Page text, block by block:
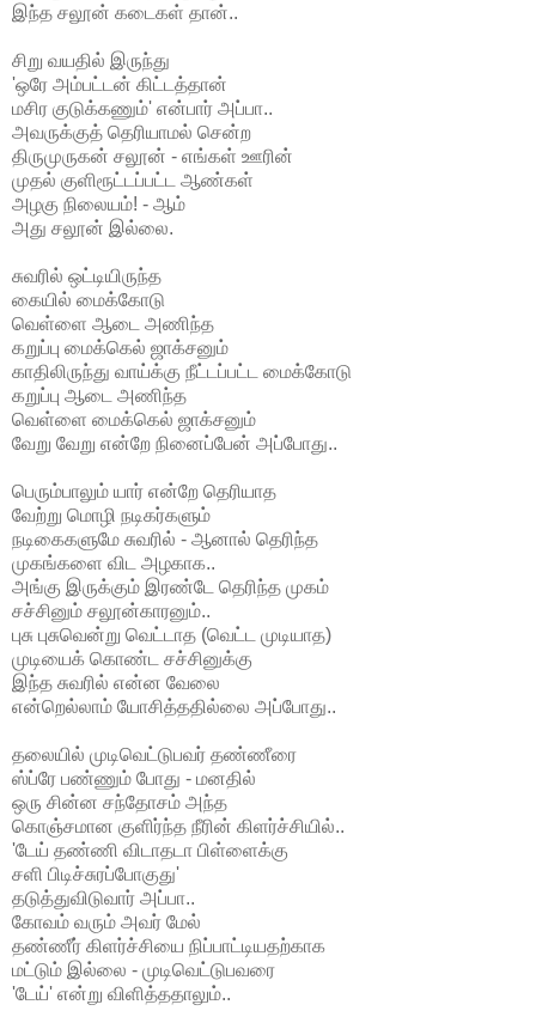
இந்த சலூன் கடைகள் தான்..
சிறு வயதில் இருந்து
'ஒரே அம்பட்டன் கிட்டத்தான்
மசிர குடுக்கணும்' என்பார் அப்பா..
அவருக்குத் தெரியாமல் சென்ற
திருமுருகன் சலூன் - எங்கள் ஊரின்
முதல் குளிரூட்டப்பட்ட ஆண்கள்
அழகு நிலையம்! - ஆம்
அது சலூன் இல்லை.
சுவரில் ஒட்டியிருந்த
கையில் மைக்கோடு
வெள்ளை ஆடை அணிந்த
கறுப்பு மைக்கெல் ஜாக்சனும்
காதிலிருந்து வாய்க்கு நீட்டப்பட்ட மைக்கோடு
கறுப்பு ஆடை அணிந்த
வெள்ளை மைக்கெல் ஜாக்சனும்
வேறு வேறு என்றே நினைப்பேன் அப்போது..
பெரும்பாலும் யார் என்றே தெரியாத
வேற்று மொழி நடிகர்களும்
நடிகைகளுமே சுவரில் - ஆனால் தெரிந்த
முகங்களை விட அழகாக..
அங்கு இருக்கும் இரண்டே தெரிந்த முகம்
சச்சினும் சலூன்காரனும்..
புசு புசுவென்று வெட்டாத (வெட்ட முடியாத)
முடியைக் கொண்ட சச்சினுக்கு
இந்த சுவரில் என்ன வேலை
என்றெல்லாம் யோசித்ததில்லை அப்போது..
தலையில் முடிவெட்டுபவர் தண்ணீரை
ஸ்ப்ரே பண்ணும் போது - மனதில்
ஒரு சின்ன சந்தோசம் அந்த
கொஞ்சமான குளிர்ந்த நீரின் கிளர்ச்சியில்..
'டேய் தண்ணி விடாதடா பிள்ளைக்கு
சளி பிடிச்சுரப்போகுது'
தடுத்துவிடுவார் அப்பா..
கோவம் வரும் அவர் மேல்
தண்ணீர் கிளர்ச்சியை நிப்பாட்டியதற்காக
மட்டும் இல்லை - முடிவெட்டுபவரை
'டேய்' என்று விளித்ததாலும்..